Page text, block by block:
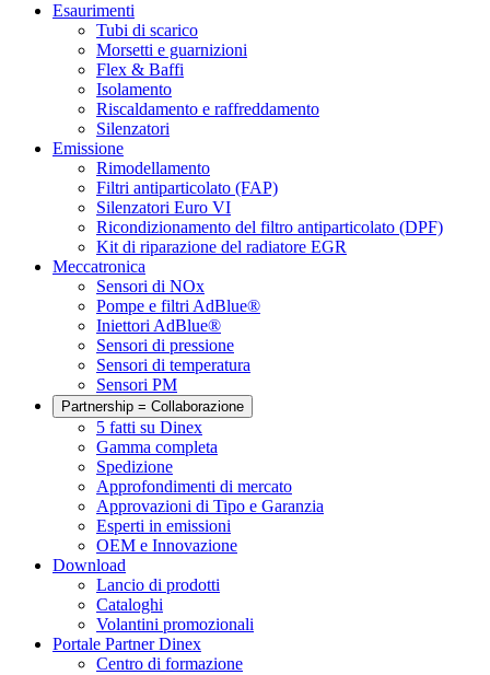
Esaurimenti
Tubi di scarico
Morsetti e guarnizioni
Flex & Baffi
Isolamento
Riscaldamento e raffreddamento
Silenzatori
Emissione
Rimodellamento
Filtri antiparticolato (FAP)
Silenzatori Euro VI
Ricondizionamento del filtro antiparticolato (DPF)
Kit di riparazione del radiatore EGR
Meccatronica
Sensori di NOx
Pompe e filtri AdBlue®
Iniettori AdBlue®
Sensori di pressione
Sensori di temperatura
Sensori PM
Partnership = Collaborazione
5 fatti su Dinex
Gamma completa
Spedizione
Approfondimenti di mercato
Approvazioni di Tipo e Garanzia
Esperti in emissioni
OEM e Innovazione
Download
Lancio di prodotti
Cataloghi
Volantini promozionali
Portale Partner Dinex
Centro di formazione